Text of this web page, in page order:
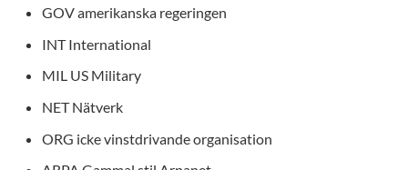
GOV amerikanska regeringen
INT International
MIL US Military
NET Nätverk
ORG icke vinstdrivande organisation